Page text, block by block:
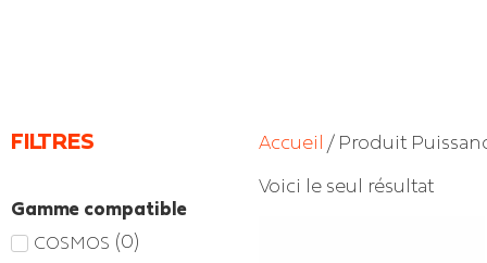
FILTRES
Gamme compatible
COSMOS (0)
Accueil / Produit
Voici le seul résultat